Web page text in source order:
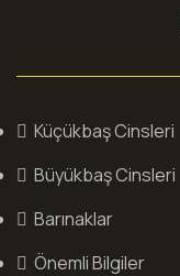
Küçükbaş Cinsleri
Büyükbaş Cinsleri
Barınaklar
Önemli Bilgiler